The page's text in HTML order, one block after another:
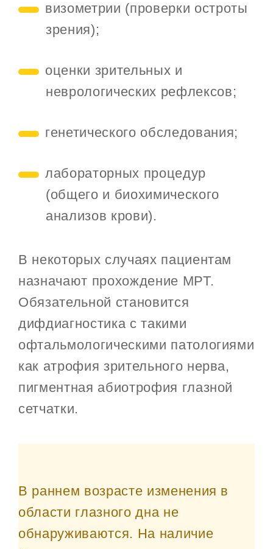
визометрии (проверки остроты
зрения);
оценки зрительных и
неврологических рефлексов;
генетического обследования;
лабораторных процедур
(общего и биохимического
анализов крови).
В некоторых случаях пациентам
назначают прохождение МРТ.
Обязательной становится
дифдиагностика с такими
офтальмологическими патологиями
как атрофия зрительного нерва,
пигментная абиотрофия глазной
сетчатки.
В раннем возрасте изменения в
области глазного дна не
обнаруживаются. На наличие